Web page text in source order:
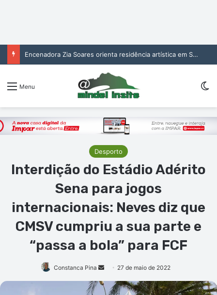
Encenadora Zia Soares orienta residência artística em São Vicente
Menu
Desporto
Interdição do Estádio Adérito
Sena para jogos
internacionais: Neves diz que
CMSV cumpriu a sua parte e
“passa a bola” para FCF
Constanca Pina
Mande
e-
27 de maio de 2022